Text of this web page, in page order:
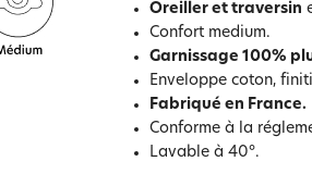
Oreiller et traversin
Confort medium.
Garnissage 100%
Enveloppe coton,
Fabriqué en France.
Conforme à la
Lavable à 40°.